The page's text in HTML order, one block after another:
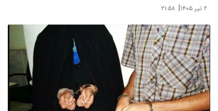
۲ تیر ۱۴۰۵ | ۲۱:۵۸